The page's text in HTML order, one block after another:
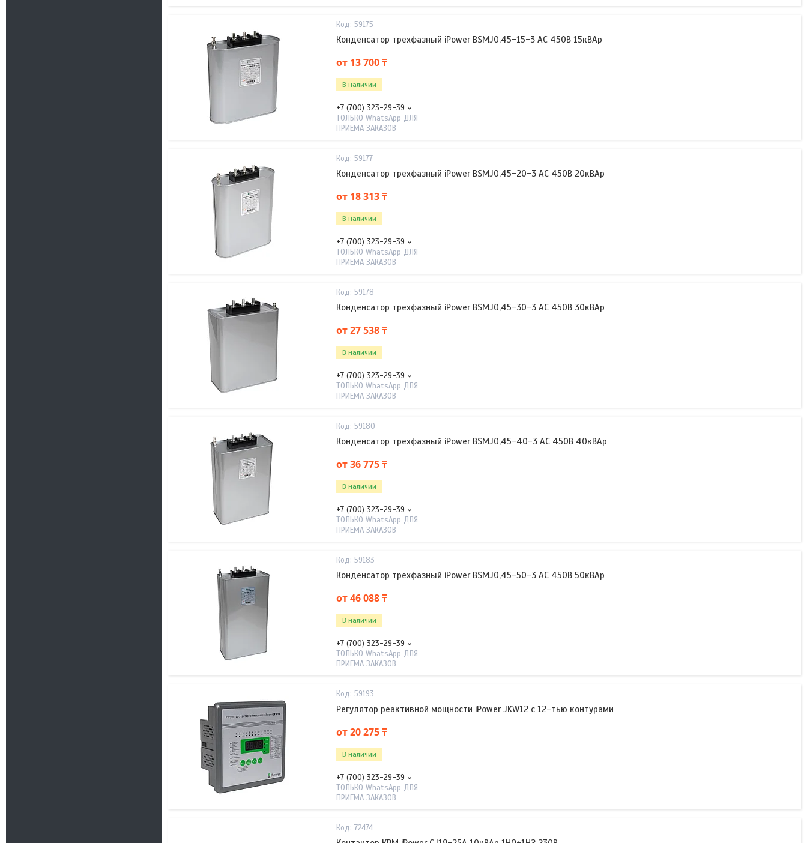
59175
Конденсатор трехфазный iPower BSMJ0,45-15-3 АС 450В 15кВАр
от 13 700 ₸
В наличии
+7 (700) 323-29-39
ТОЛЬКО WhatsApp ДЛЯ
ПРИЕМА ЗАКАЗОВ
59177
Конденсатор трехфазный iPower BSMJ0,45-20-3 АС 450В 20кВАр
от 18 313 ₸
В наличии
+7 (700) 323-29-39
ТОЛЬКО WhatsApp ДЛЯ
ПРИЕМА ЗАКАЗОВ
59178
Конденсатор трехфазный iPower BSMJ0,45-30-3 АС 450В 30кВАр
от 27 538 ₸
В наличии
+7 (700) 323-29-39
ТОЛЬКО WhatsApp ДЛЯ
ПРИЕМА ЗАКАЗОВ
59180
Конденсатор трехфазный iPower BSMJ0,45-40-3 АС 450В 40кВАр
от 36 775 ₸
В наличии
+7 (700) 323-29-39
ТОЛЬКО WhatsApp ДЛЯ
ПРИЕМА ЗАКАЗОВ
59183
Конденсатор трехфазный iPower BSMJ0,45-50-3 АС 450В 50кВАр
от 46 088 ₸
В наличии
+7 (700) 323-29-39
ТОЛЬКО WhatsApp ДЛЯ
ПРИЕМА ЗАКАЗОВ
59193
Регулятор реактивной мощности iPower JKW12 с 12-тью контурами
от 20 275 ₸
В наличии
+7 (700) 323-29-39
ТОЛЬКО WhatsApp ДЛЯ
ПРИЕМА ЗАКАЗОВ
72474